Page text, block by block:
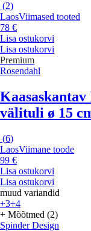
(2)
LaosViimased tooted
78 €
Lisa ostukorvi
Lisa ostukorvi
Premium
Rosendahl
Kaasaskantav
välituli ø 15
(6)
LaosViimane toode
99 €
Lisa ostukorvi
Lisa ostukorvi
muud variandid
+3+4
+ Mõõtmed (2)
Spinder Design